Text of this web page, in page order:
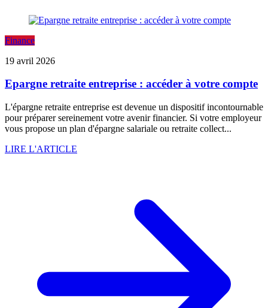
Finance
19 avril 2026
Epargne retraite entreprise : accéder à votre compte
L'épargne retraite entreprise est devenue un dispositif incontournable
pour préparer sereinement votre avenir financier. Si votre employeur
vous propose un plan d'épargne salariale ou retraite collect...
LIRE L'ARTICLE